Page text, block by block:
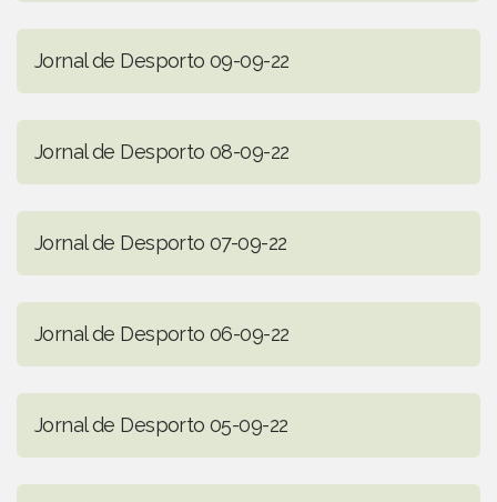
Jornal de Desporto 09-09-22
Jornal de Desporto 08-09-22
Jornal de Desporto 07-09-22
Jornal de Desporto 06-09-22
Jornal de Desporto 05-09-22